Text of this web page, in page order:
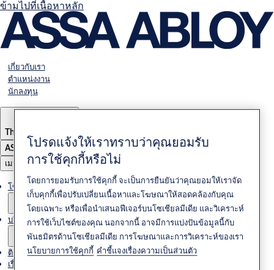
ข้ามไปที่เนื้อหาหลัก
เกี่ยวกับเรา
ตำแหน่งงาน
นักลงทุน
Thailand
ASSA ABLOY Group
เมนู
โซลูชั่นต่างๆ
บริการ
ติดต่อเรา
เรื่องราวของเรา
โปรดแจ้งให้เราทราบว่าคุณยอมรับ
การใช้คุกกี้หรือไม่
โดยการยอมรับการใช้คุกกี้ จะเป็นการยืนยันว่าคุณยอมให้เราจัด
เก็บคุกกี้เพื่อปรับเปลี่ยนเนื้อหาและโฆษณาให้สอดคล้องกับคุณ
โดยเฉพาะ หรือเพื่อนำเสนอฟีเจอร์บนโซเชียลมีเดีย และวิเคราะห์
การใช้เว็บไซต์ของคุณ นอกจากนี้ อาจมีการแบ่งปันข้อมูลนี้กับ
พันธมิตรด้านโซเชียลมีเดีย การโฆษณาและการวิเคราะห์ของเรา
นโยบายการใช้คุกกี้ คำชี้แจงเรื่องความเป็นส่วนตัว